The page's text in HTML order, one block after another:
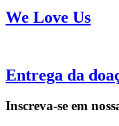
We Love Us
Entrega da
Inscreva-se em